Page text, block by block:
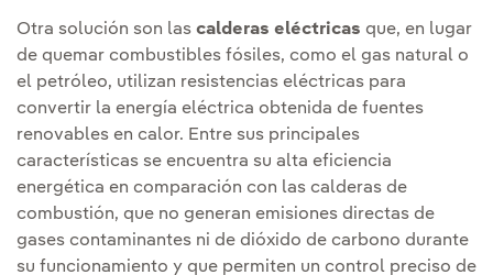
Otra solución son las calderas eléctricas que, en lugar
de quemar combustibles fósiles, como el gas natural o
el petróleo, utilizan resistencias eléctricas para
convertir la energía eléctrica obtenida de fuentes
renovables en calor. Entre sus principales
características se encuentra su alta eficiencia
energética en comparación con las calderas de
combustión, que no generan emisiones directas de
gases contaminantes ni de dióxido de carbono durante
su funcionamiento y que permiten un control preciso de